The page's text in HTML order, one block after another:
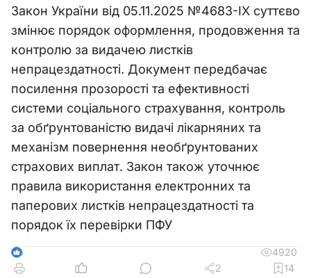
Закон України від 05.11.2025 №4683-IX суттєво
змінює порядок оформлення, продовження та
контролю за видачею листків
непрацездатності. Документ передбачає
посилення прозорості та ефективності
системи соціального страхування, контроль
за обґрунтованістю видачі лікарняних та
механізм повернення необґрунтованих
страхових виплат. Закон також уточнює
правила використання електронних та
паперових листків непрацездатності та
порядок їх перевірки ПФУ
6
4920
2
14